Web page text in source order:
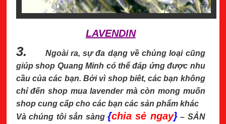
LAVENDIN
3.
Ngoài ra, sự đa dạng về chủng loại cũng
giúp shop Quang Minh có thể đáp ứng được nhu
cầu của các bạn. Bởi vì shop biêt, các bạn không
chỉ đến shop mua lavender mà còn mong muốn
shop cung cấp cho các bạn các sản phẩm khác
Và chúng tôi sẳn sàng {chia sẻ ngay}– SẢN